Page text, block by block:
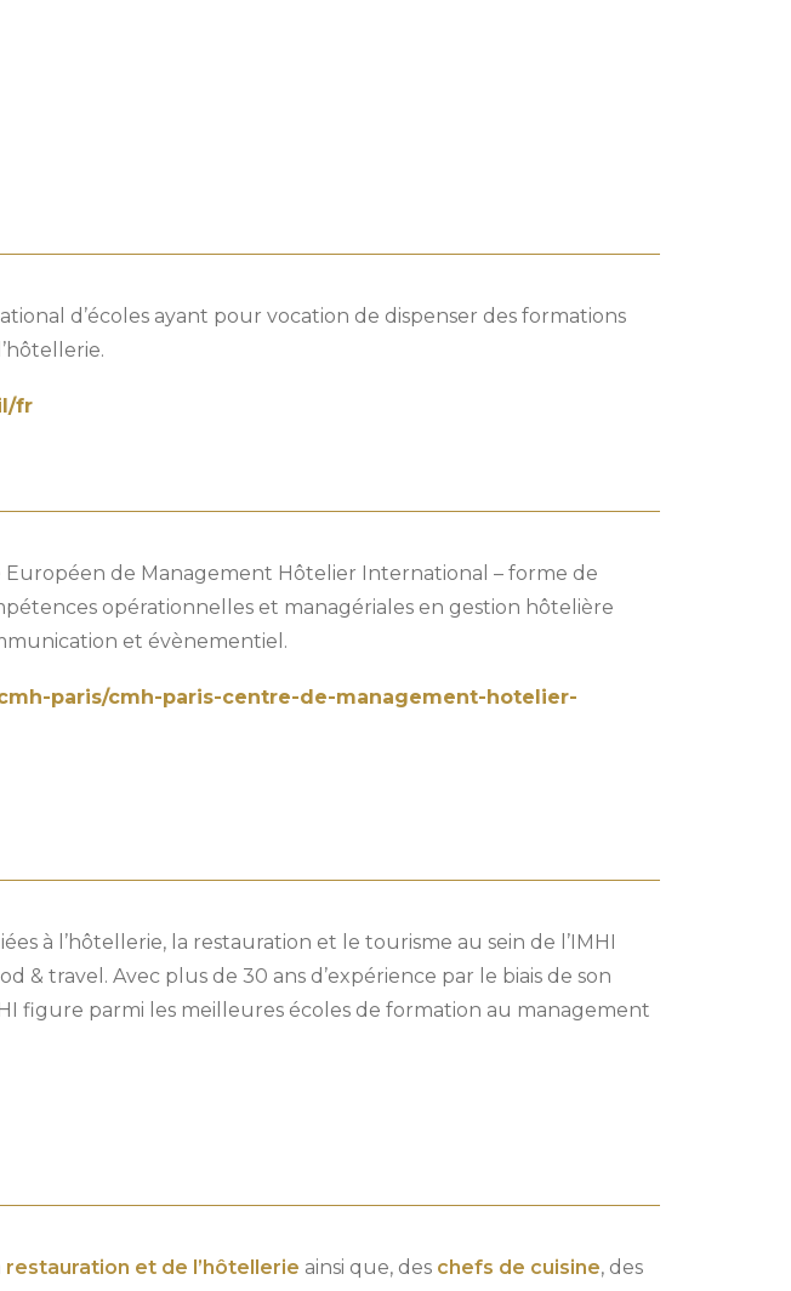
d’écoles ayant pour vocation de dispenser des formations
fr
Européen de Management Hôtelier International – forme de
opérationnelles et managériales en gestion hôtelière
et évènementiel.
paris/cmh-paris-centre-de-management-hotelier-
à l’hôtellerie, la restauration et le tourisme au sein de l’IMHI
& travel. Avec plus de 30 ans d’expérience par le biais de son
figure parmi les meilleures écoles de formation au management
restauration et de l’hôtellerie ainsi que, des chefs de cuisine, des